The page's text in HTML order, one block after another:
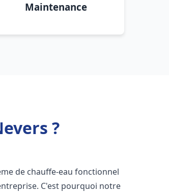
Maintenance
?
de chauffe-eau fonctionnel
C'est pourquoi notre